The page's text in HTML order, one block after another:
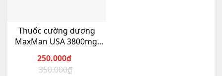
Thuốc cường dương
MaxMan USA 3800mg,
350.000₫
Giá
250.000₫
Giá